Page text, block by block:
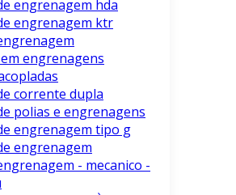
engrenagem hda
engrenagem ktr
engrenagens
corrente dupla
polias e engrenagens
engrenagem tipo g
engrenagem
- mecanico -